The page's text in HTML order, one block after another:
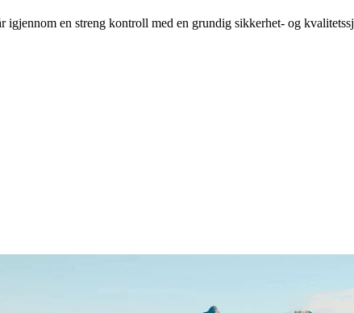
en streng kontroll med en grundig sikkerhet- og